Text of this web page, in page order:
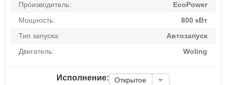
Производитель:
EcoPower
Мощность:
800 кВт
Тип запуска:
Автозапуск
Двигатель:
Woling
Исполнение: Открытое